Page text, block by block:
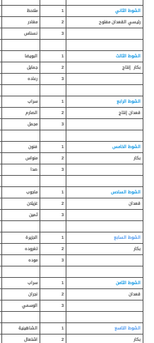
الشوط الثاني 1 ملاحظ
رئيسي القعدان مفتوح
2 مغادر
3
نسناس
الشوط الثالث 1 البويضا
بكار إنتاج
2 جمايل
3
رعاده
الشوط الرابع 1 سراب
قعدان إنتاج
2 الصارم
3
مجمل
الشوط الخامس 1 فنون
بكار
2 منواس
3
صدا
الشوط السادس 1 ماجوب
قعدان
2 غزيلان
3
ثمين
الشوط السابع 1 الجزيرة
بكار
2 تغروده
3
موده
الشوط الثامن 1 سراب
قعدان
2 نجران
3
الوسمي
الشوط التاسع 1 الشاهينية
بكار
2 اشتعال